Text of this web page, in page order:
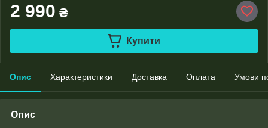
2 990 ₴
Купити
Опис Характеристики Доставка Оплата Умови
Опис